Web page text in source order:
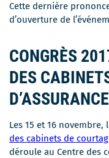
Cette dernière
d’ouverture de
CONGRÈS
DES
Les 15 et 16 novembre,
des cabinets de
déroule au Centre des